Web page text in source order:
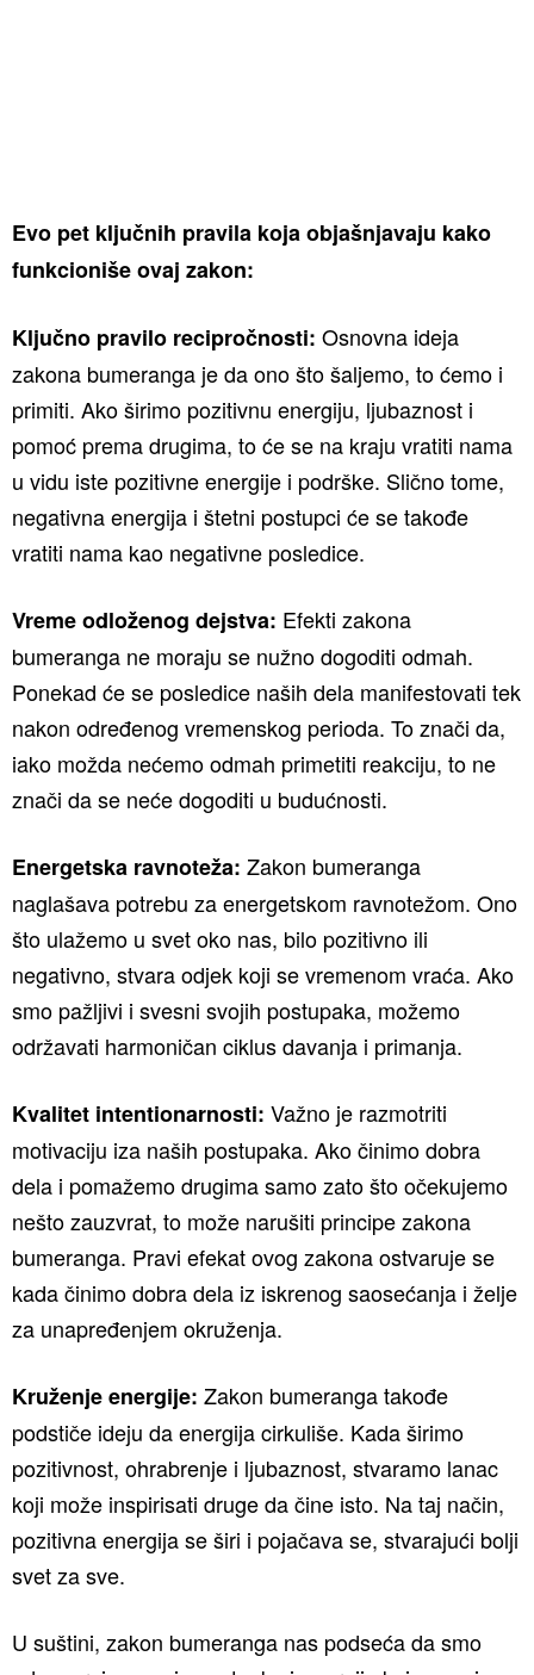
Evo pet ključnih pravila koja objašnjavaju kako
funkcioniše ovaj zakon:
Ključno pravilo recipročnosti: Osnovna ideja
zakona bumeranga je da ono što šaljemo, to ćemo i
primiti. Ako širimo pozitivnu energiju, ljubaznost i
pomoć prema drugima, to će se na kraju vratiti nama
u vidu iste pozitivne energije i podrške. Slično tome,
negativna energija i štetni postupci će se takođe
vratiti nama kao negativne posledice.
Vreme odloženog dejstva: Efekti zakona
bumeranga ne moraju se nužno dogoditi odmah.
Ponekad će se posledice naših dela manifestovati tek
nakon određenog vremenskog perioda. To znači da,
iako možda nećemo odmah primetiti reakciju, to ne
znači da se neće dogoditi u budućnosti.
Energetska ravnoteža: Zakon bumeranga
naglašava potrebu za energetskom ravnotežom. Ono
što ulažemo u svet oko nas, bilo pozitivno ili
negativno, stvara odjek koji se vremenom vraća. Ako
smo pažljivi i svesni svojih postupaka, možemo
održavati harmoničan ciklus davanja i primanja.
Kvalitet intentionarnosti: Važno je razmotriti
motivaciju iza naših postupaka. Ako činimo dobra
dela i pomažemo drugima samo zato što očekujemo
nešto zauzvrat, to može narušiti principe zakona
bumeranga. Pravi efekat ovog zakona ostvaruje se
kada činimo dobra dela iz iskrenog saosećanja i želje
za unapređenjem okruženja.
Kruženje energije: Zakon bumeranga takođe
podstiče ideju da energija cirkuliše. Kada širimo
pozitivnost, ohrabrenje i ljubaznost, stvaramo lanac
koji može inspirisati druge da čine isto. Na taj način,
pozitivna energija se širi i pojačava se, stvarajući bolji
svet za sve.
U suštini, zakon bumeranga nas podseća da smo